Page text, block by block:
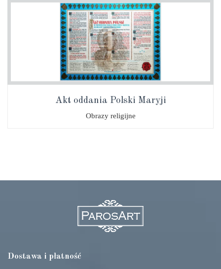
Akt oddania Polski Maryji
Obrazy religijne
Dostawa i płatność